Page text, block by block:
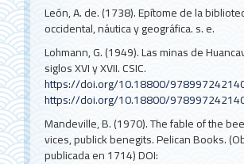
León, A. de. (1738). Epítome de la
occidental, náutica y geográfica. s. e.
Lohmann, G. (1949). Las minas de
siglos XVI y XVII. CSIC.
https://doi.org/10.18800/
https://doi.org/10.18800/
Mandeville, B. (1970). The fable of the
vices, publick benegits. Pelican Books.
publicada en 1714)DOI: